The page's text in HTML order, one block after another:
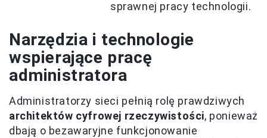
sprawnej pracy technologii.
Narzędzia i technologie
wspierające pracę
administratora
Administratorzy sieci pełnią rolę prawdziwych
architektów cyfrowej rzeczywistości, ponieważ
dbają o bezawaryjne funkcjonowanie